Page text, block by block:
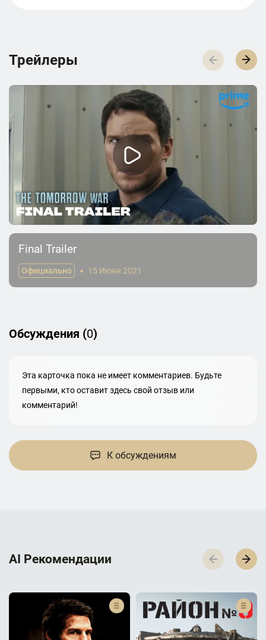
Трейлеры
Final Trailer
Официально 15 Июня 2021
Обсуждения (0)
Эта карточка пока не имеет комментариев. Будьте
первыми, кто оставит здесь свой отзыв или
комментарий!
К обсуждениям
AI Р­е­к­о­м­е­н­д­а­ц­и­и